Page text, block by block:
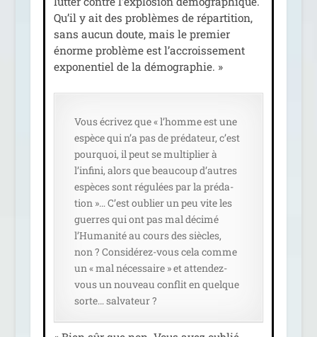
Qu’il y ait des pro­blèmes de répar­ti­tion,
sans aucun doute, mais le pre­mier
énorme pro­blème est l’accroissement
expo­nen­tiel de la démographie. »
Vous écri­vez que « l’homme est une
espèce qui n’a pas de pré­da­teur, c’est
pour­quoi, il peut se mul­ti­plier à
l’infini, alors que beau­coup d’autres
espèces sont régu­lées par la pré­da­
tion »… C’est oublier un peu vite les
guerres qui ont pas mal déci­mé
l’Humanité au cours des siècles,
non ? Considérez-vous cela comme
un « mal néces­saire » et atten­dez-
vous un nou­veau conflit en quelque
sorte… salvateur ?